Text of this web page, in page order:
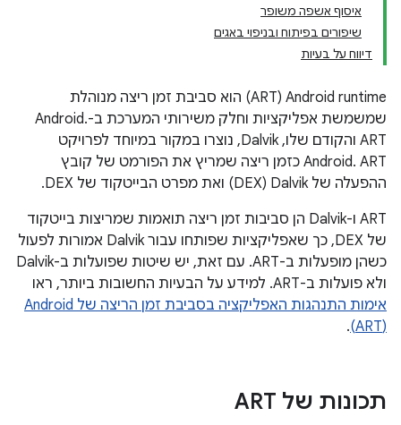
איסוף אשפה משופר
שיפורים בפיתוח ובניפוי באגים
דיווח על בעיות
Android runtime‏ (ART) הוא סביבת זמן ריצה מנוהלת
שמשמשת אפליקציות וחלק משירותי המערכת ב-Android.
ART והקודם שלו, Dalvik, נוצרו במקור במיוחד לפרויקט
Android. ART כזמן ריצה שמריץ את הפורמט של קובץ
ההפעלה של Dalvik‏ (DEX) ואת מפרט הבייטקוד של DEX.
ART ו-Dalvik הן סביבות זמן ריצה תואמות שמריצות בייטקוד
של DEX, כך שאפליקציות שפותחו עבור Dalvik אמורות לפעול
כשהן מופעלות ב-ART. עם זאת, יש שיטות שפועלות ב-Dalvik
ולא פועלות ב-ART. למידע על הבעיות החשובות ביותר, ראו
(ART)
.
תכונות של ART